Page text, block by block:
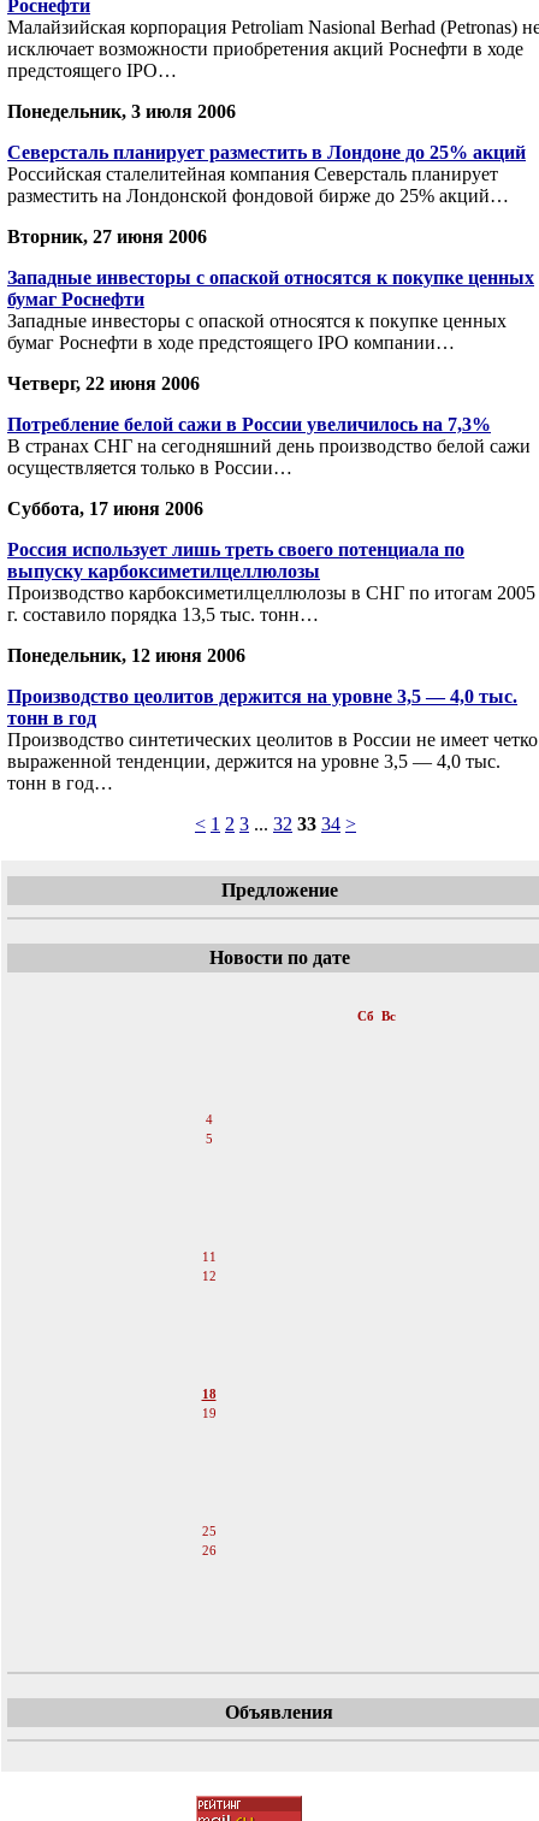
Роснефти
Малайзийская корпорация Petroliam Nasional Berhad (Petronas)
исключает возможности приобретения акций Роснефти в ходе
предстоящего IPO…
Понедельник, 3 июля 2006
Северсталь планирует разместить в Лондоне до 25% акций
Российская сталелитейная компания Северсталь планирует
разместить на Лондонской фондовой бирже до 25% акций…
Вторник, 27 июня 2006
Западные инвесторы с опаской относятся к покупке ценных
бумаг Роснефти
Западные инвесторы с опаской относятся к покупке ценных
бумаг Роснефти в ходе предстоящего IPO компании…
Четверг, 22 июня 2006
Потребление белой сажи в России увеличилось на 7,3%
В странах СНГ на сегодняшний день производство белой сажи
осуществляется только в России…
Суббота, 17 июня 2006
Россия использует лишь треть своего потенциала по
выпуску карбоксиметилцеллюлозы
Производство карбоксиметилцеллюлозы в СНГ по итогам 2005
г. составило порядка 13,5 тыс. тонн…
Понедельник, 12 июня 2006
Производство цеолитов держится на уровне 3,5 — 4,0 тыс.
тонн в год
Производство синтетических цеолитов в России не имеет четко
выраженной тенденции, держится на уровне 3,5 — 4,0 тыс.
тонн в год…
< 1 2 3 ... 32 33 34 >
Предложение
Новости по дате
Сб Вс
4
5
11
12
18
19
25
26
Объявления